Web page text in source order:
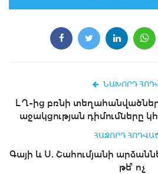
ՆԱԽՈՐԴ
ԼՂ-ից բռնի
աջակցության դիմումները
ՀԱՋՈՐԴ
Գայի և Ս. Շահումյանի
թե՞ ոչ